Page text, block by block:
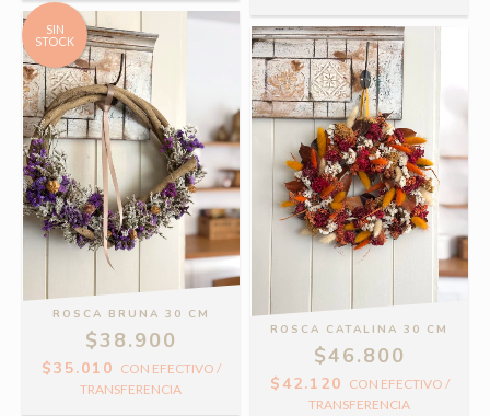
SIN
STOCK
ROSCA BRUNA 30 CM
$38.900
$35.010 CON EFECTIVO /
TRANSFERENCIA
ROSCA CATALINA 30 CM
$46.800
$42.120 CON EFECTIVO /
TRANSFERENCIA